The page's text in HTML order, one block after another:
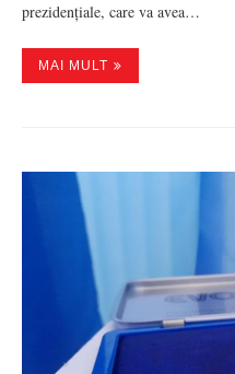
prezidențiale, care va avea…
MAI MULT